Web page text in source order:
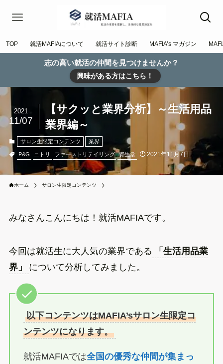
TOP 就活MAFIAについて 就活サイト診断 MAFIA’s マガジン
志の高い就活の仲間を見つけませんか？
興味がある方はこちら！
【サクッと業界分析】～生活用品
業界編～
2021
11/07
サロン生限定コンテンツ 業界
P&G ニトリ ファーストリテイリング 資生堂 2021年11月7日
ホーム サロン生限定コンテンツ
みなさんこんにちは！就活MAFIAです。
今回は就活生に大人気の業界である
「生活用品業
界」
について分析してみました。
以下コンテンツはMAFIA’sサロン生限定コ
ンテンツになります。
就活MAFIAでは全国の優秀な仲間が集まっ